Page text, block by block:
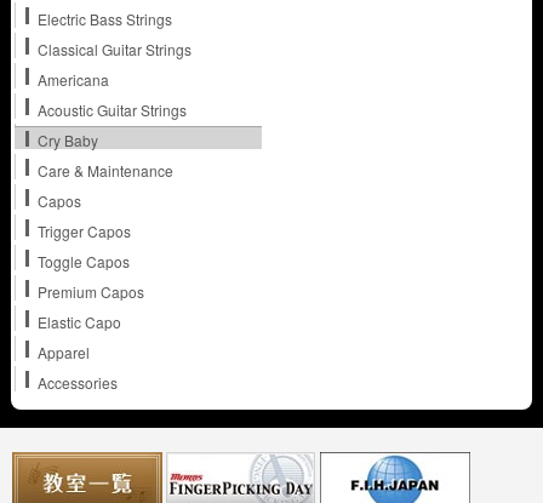
Electric Bass Strings
Classical Guitar Strings
Americana
Acoustic Guitar Strings
Cry Baby
Care & Maintenance
Capos
Trigger Capos
Toggle Capos
Premium Capos
Elastic Capo
Apparel
Accessories